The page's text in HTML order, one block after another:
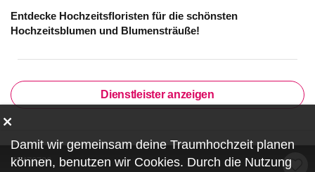
Entdecke Hochzeitsfloristen für die schönsten
Hochzeitsblumen und Blumensträuße!
Dienstleister anzeigen
ZF479736
Damit wir gemeinsam deine Traumhochzeit planen
können, benutzen wir Cookies. Durch die Nutzung